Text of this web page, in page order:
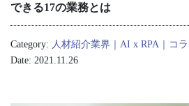
できる17の業務とは
Category: 人材紹介業界｜AI x RPA｜コ
Date: 2021.11.26